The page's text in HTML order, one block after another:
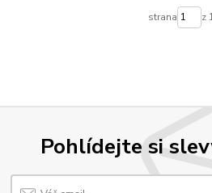
strana z
Pohlídejte si